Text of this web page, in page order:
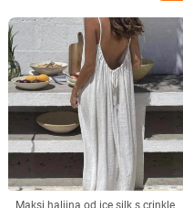
Maksi haljina od ice silk s crinkle